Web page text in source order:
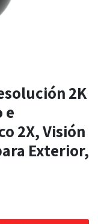
2K
e
2X, Visión
Exterior,